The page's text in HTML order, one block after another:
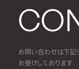
お問い合わせは下記
お受けしております